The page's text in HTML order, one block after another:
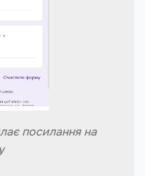
посилання на